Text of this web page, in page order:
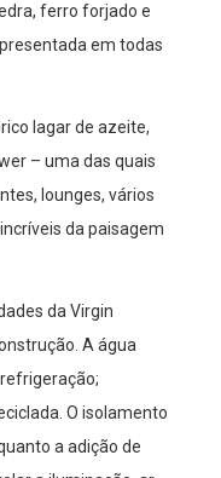
ferro forjado e
em todas
lagar de azeite,
– uma das quais
lounges, vários
da paisagem
da Virgin
A água
O isolamento
a adição de